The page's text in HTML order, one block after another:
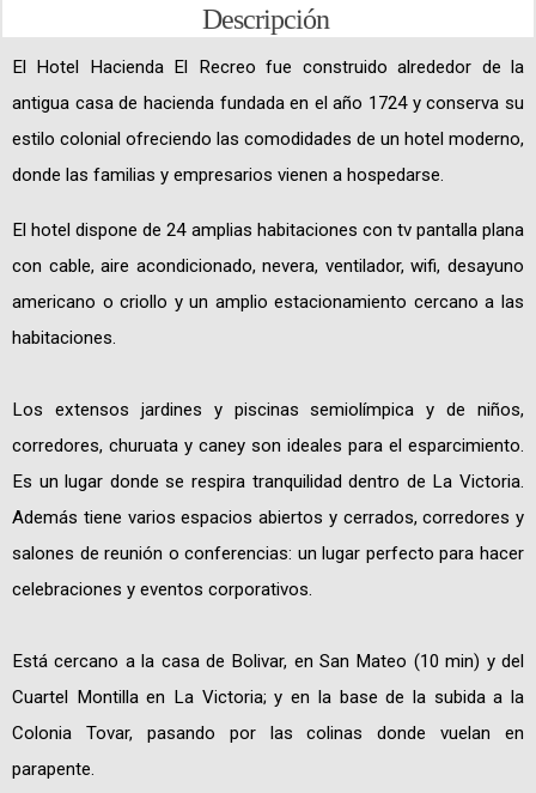
Descripción
El Hotel Hacienda El Recreo fue construido alrededor de la
antigua casa de hacienda fundada en el año 1724 y conserva su
estilo colonial ofreciendo las comodidades de un hotel moderno,
donde las familias y empresarios vienen a hospedarse.
El hotel dispone de 24 amplias habitaciones con tv pantalla plana
con cable, aire acondicionado, nevera, ventilador, wifi, desayuno
americano o criollo y un amplio estacionamiento cercano a las
habitaciones.
Los extensos jardines y piscinas semiolímpica y de niños,
corredores, churuata y caney son ideales para el esparcimiento.
Es un lugar donde se respira tranquilidad dentro de La Victoria.
Además tiene varios espacios abiertos y cerrados, corredores y
salones de reunión o conferencias: un lugar perfecto para hacer
celebraciones y eventos corporativos.
Está cercano a la casa de Bolivar, en San Mateo (10 min) y del
Cuartel Montilla en La Victoria; y en la base de la subida a la
Colonia Tovar, pasando por las colinas donde vuelan en
parapente.